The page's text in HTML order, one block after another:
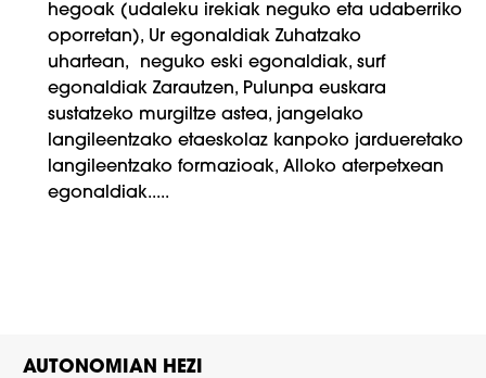
hegoak (udaleku irekiak neguko eta udaberriko
oporretan), Ur egonaldiak Zuhatzako
uhartean, neguko eski egonaldiak, surf
egonaldiak Zarautzen, Pulunpa euskara
sustatzeko murgiltze astea, jangelako
langileentzako etaeskolaz kanpoko jardueretako
langileentzako formazioak, Alloko aterpetxean
egonaldiak.....
AUTONOMIAN HEZI